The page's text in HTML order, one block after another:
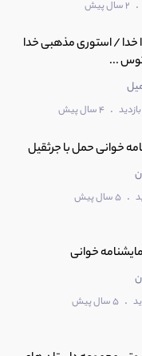
. 2 سال پیش
خدا / استوری مذهبی خدا
...
. 4 سال پیش
خوانی حمل با جرثقیل
. 5 سال پیش
خوانی
. 5 سال پیش